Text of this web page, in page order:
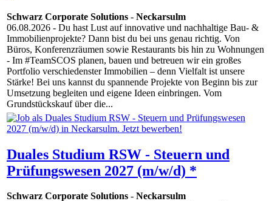
Schwarz Corporate Solutions - Neckarsulm
06.08.2026 - Du hast Lust auf innovative und nachhaltige Bau- &
Immobilienprojekte? Dann bist du bei uns genau richtig. Von
Büros, Konferenzräumen sowie Restaurants bis hin zu Wohnungen
- Im #TeamSCOS planen, bauen und betreuen wir ein großes
Portfolio verschiedenster Immobilien – denn Vielfalt ist unsere
Stärke! Bei uns kannst du spannende Projekte von Beginn bis zur
Umsetzung begleiten und eigene Ideen einbringen. Vom
Grundstückskauf über die...
Duales Studium RSW - Steuern und
Prüfungswesen 2027 (m/w/d) *
Schwarz Corporate Solutions - Neckarsulm